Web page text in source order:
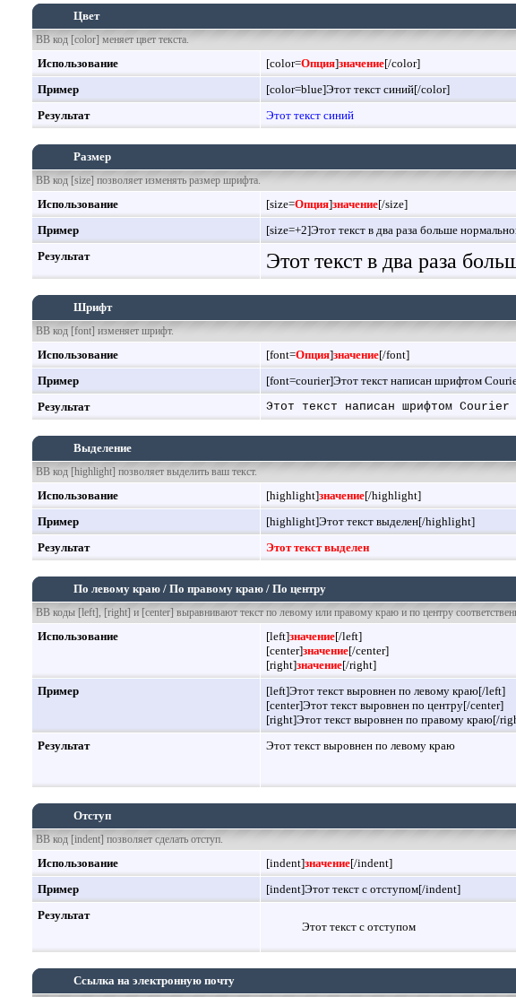
Цвет
BB код [color] меняет цвет текста.
Использование [color=Опция]значение[/color]
Пример
[color=blue]Этот текст синий[/color]
Результат
Этот текст синий
Размер
BB код [size] позволяет изменять размер шрифта.
Использование [size=Опция]значение[/size]
Пример
[size=+2]Этот текст в два раза больше
Результат
Этот текст в два раза
Шрифт
BB код [font] изменяет шрифт.
Использование [font=Опция]значение[/font]
Пример
[font=courier]Этот текст написан шрифтом
Результат
Этот текст написан шрифтом Courier
Выделение
BB код [highlight] позволяет выделить ваш текст.
Использование [highlight]значение[/highlight]
Пример
[highlight]Этот текст выделен[/highlight]
Результат
Этот текст выделен
По левому краю / По правому краю / По центру
BB коды [left], [right] и [center] выравнивают текст по левому или правому краю и по центру
Использование [left]значение[/left]
[center]значение[/center]
[right]значение[/right]
Пример
[left]Этот текст выровнен по левому краю[/left]
[center]Этот текст выровнен по центру[/center]
[right]Этот текст выровнен по правому краю[/
Результат
Этот текст выровнен по левому краю
Отступ
BB код [indent] позволяет сделать отступ.
Использование [indent]значение[/indent]
Пример
[indent]Этот текст с отступом[/indent]
Результат
Этот текст с отступом
Ссылка на электронную почту